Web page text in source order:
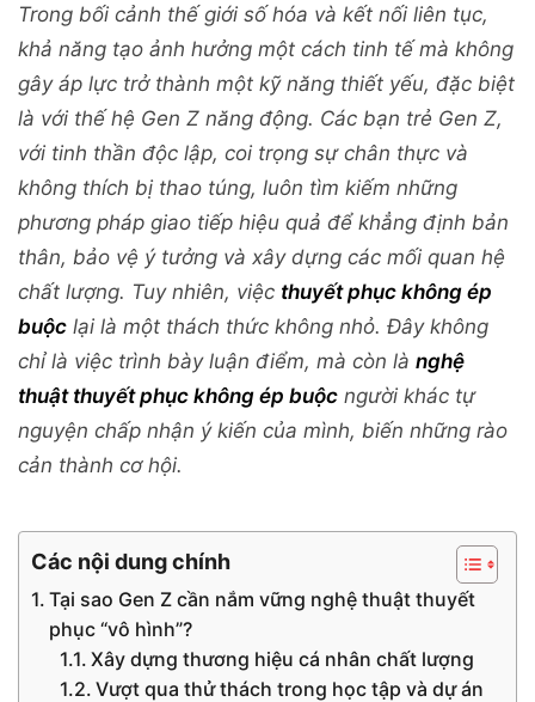
Trong bối cảnh thế giới số hóa và kết nối liên tục,
khả năng tạo ảnh hưởng một cách tinh tế mà không
gây áp lực trở thành một kỹ năng thiết yếu, đặc biệt
là với thế hệ Gen Z năng động. Các bạn trẻ Gen Z,
với tinh thần độc lập, coi trọng sự chân thực và
không thích bị thao túng, luôn tìm kiếm những
phương pháp giao tiếp hiệu quả để khẳng định bản
thân, bảo vệ ý tưởng và xây dựng các mối quan hệ
chất lượng. Tuy nhiên, việc thuyết phục không ép
buộc lại là một thách thức không nhỏ. Đây không
chỉ là việc trình bày luận điểm, mà còn là nghệ
thuật thuyết phục không ép buộc người khác tự
nguyện chấp nhận ý kiến của mình, biến những rào
cản thành cơ hội.
Các nội dung chính
Tại sao Gen Z cần nắm vững nghệ thuật thuyết
phục “vô hình”?
Xây dựng thương hiệu cá nhân chất lượng
Vượt qua thử thách trong học tập và dự án